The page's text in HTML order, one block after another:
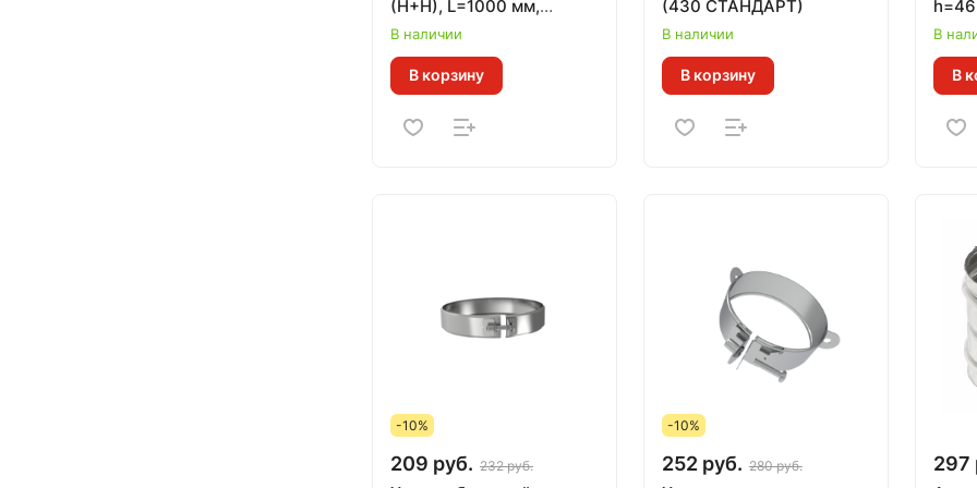
(Н+Н), L=1000 мм,
CERABLANKET, ВУЛКАН
(RAL черный)
В наличии
В корзину
(430 СТАНДАРТ)
В наличии
В корзину
(GS)
В
В
-10%
209 руб. 232 руб.
-10%
252 руб. 280 руб. 297